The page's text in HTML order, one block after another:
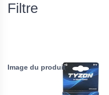
Filtre